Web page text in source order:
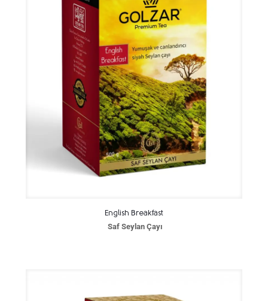
English Breakfast
Saf Seylan Çayı